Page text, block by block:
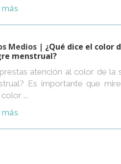
Medios | ¿Qué dice el color
menstrual?
atención al color de la
Es importante que
...